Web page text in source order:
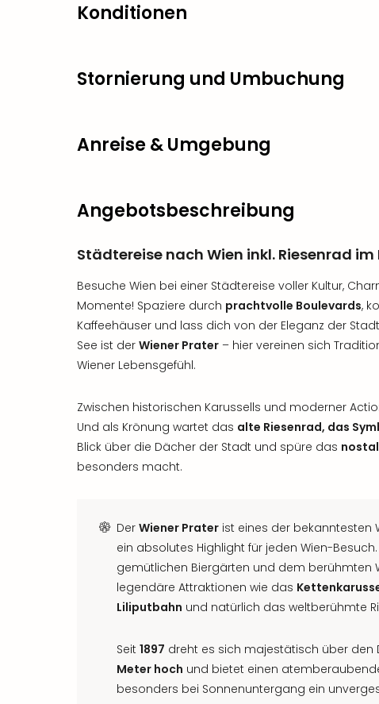
Konditionen
Stornierung und Umbuchung
Anreise & Umgebung
Angebotsbeschreibung
Städtereise nach Wien inkl. Riesenrad im
Besuche Wien bei einer Städtereise voller Kultur,
Momente! Spaziere durch prachtvolle Boulevards,
Kaffeehäuser und lass dich von der Eleganz der
See ist der Wiener Prater – hier vereinen sich
Wiener Lebensgefühl.
Zwischen historischen Karussells und moderner
Und als Krönung wartet das alte Riesenrad, das
Blick über die Dächer der Stadt und spüre das
besonders macht.
Der Wiener Prater ist eines der bekanntesten
ein absolutes Highlight für jeden Wien-
gemütlichen Biergärten und dem berühmten
legendäre Attraktionen wie das
Liliputbahn und natürlich das weltberühmte
Seit 1897 dreht es sich majestätisch über den
Meter hoch und bietet einen
besonders bei Sonnenuntergang ein